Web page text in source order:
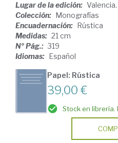
Lugar de la edición:
Colección: Monografías
Encuadernación: Rústica
Medidas: 21 cm
Nº Pág.: 319
Idiomas: Español
Papel: Rústica
39,00 €
Stock en librería.